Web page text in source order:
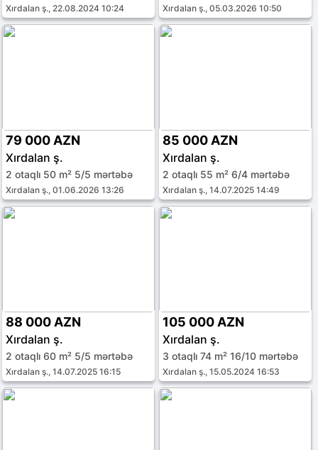
Xırdalan ş., 22.08.2024 10:24 Xırdalan ş., 05.03.2026 10:50
79 000 AZN
Xırdalan ş.
2 otaqlı 50 m² 5/5 mərtəbə
Xırdalan ş., 01.06.2026 13:26
85 000 AZN
Xırdalan ş.
2 otaqlı 55 m² 6/4 mərtəbə
Xırdalan ş., 14.07.2025 14:49
88 000 AZN
Xırdalan ş.
2 otaqlı 60 m² 5/5 mərtəbə
Xırdalan ş., 14.07.2025 16:15
105 000 AZN
Xırdalan ş.
3 otaqlı 74 m² 16/10 mərtəbə
Xırdalan ş., 15.05.2024 16:53